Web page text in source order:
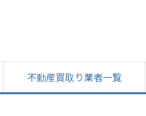
不動産買取り業者一覧